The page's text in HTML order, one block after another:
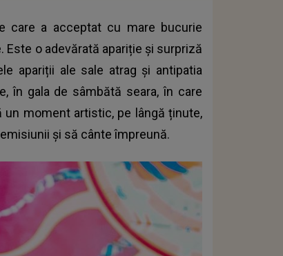
care a acceptat cu mare bucurie
Este o adevărată apariție și surpriză
apariții ale sale atrag și antipatia
în gala de sâmbătă seara, în care
moment artistic, pe lângă ținute,
și să cânte împreună.